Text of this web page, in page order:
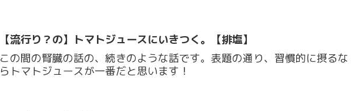
【流行り？の】トマトジュースにいきつく。【排塩】
この間の腎臓の話の、続きのような話です。表題の通り、習慣的に摂るな
らトマトジュースが一番だと思います！